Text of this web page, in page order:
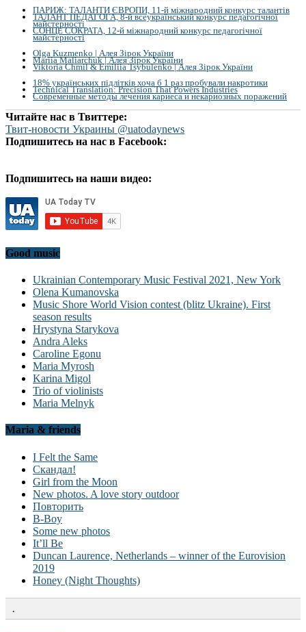
ПАРИЖ: ТАЛАНТИ ЄВРОПИ, 11-й міжнародний конкурс талантів
ТАЛАНТ ПЕДАГОГА, 8-й всеукраїнський конкурс педагогічної
майстерності
СОНЦЕ СОКРАТА, 12-й міжнародний конкурс педагогічної
майстерності
Olga Kuzmenko | Алея Зірок України
Mariia Maliarchuk | Алея Зірок України
Viktoria Chmil & Emiliia Tsybulenko | Алея Зірок України
18% українських підлітків хоча б 1 раз пробували накротики
Technical Translation: Precision That Powers Industries
Современные методы лечения кариеса и некариозных поражений
Читайте нас в Твиттере:
Твит-новости Украины @uatodaynews
Подпишитесь на нас в Facebook:
Подпишитесь на наши видео:
Good music
Ukrainian Contemporary Music Festival 2021, New York
Olena Kumanovska
Music Shore World Vision contest (blitz Ukraine). First
season results
Hrystyna Starykova
Andra Aleks
Caroline Egonu
Maria Myrosh
Karina Migol
Trio of violinists
Maria Melnyk
Maria & friends
I Felt the Same
Скандал!
Girl from the Moon
New photos. A love story outdoor
Повторить
B-Boy
Some new photos
It’ll Be
Duncan Laurence, Netherlands – winner of the Eurovision
2019
Honey (Night Thoughts)
.